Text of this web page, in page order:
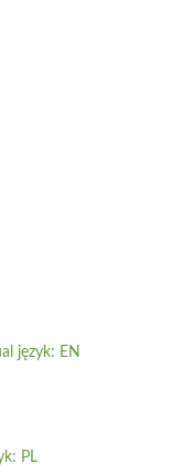
język: EN
PL